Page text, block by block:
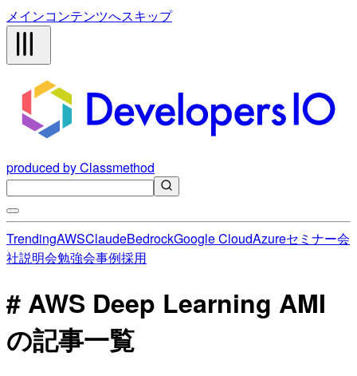
メインコンテンツへスキップ
produced by Classmethod
TrendingAWSClaudeBedrockGoogle CloudAzureセミナー会
社説明会勉強会事例採用
# AWS Deep Learning AMI
の記事一覧